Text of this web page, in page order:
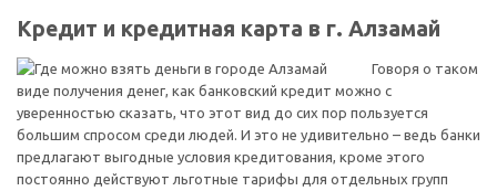
Кредит и кредитная карта в г. Алзамай
Говоря о таком
виде получения денег, как банковский кредит можно с
уверенностью сказать, что этот вид до сих пор пользуется
большим спросом среди людей. И это не удивительно – ведь банки
предлагают выгодные условия кредитования, кроме этого
постоянно действуют льготные тарифы для отдельных групп